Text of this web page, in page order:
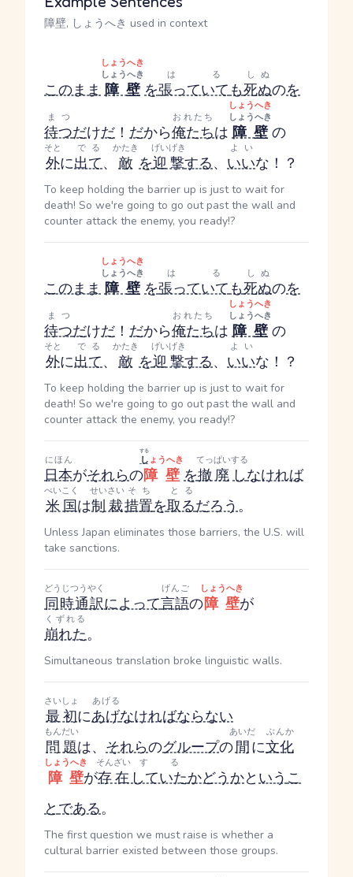
障壁, しょうへき used in context
このまま障壁
しょうへき
しょうへき
を張っていて
はる
も死ぬ
しぬ
のを
待つ
まつ
だけだ ！ だから俺たち
おれたち
は 障壁
しょうへき
しょうへき
の
外
そと
に出て
でる
、 敵
かたき
を迎撃
げいげき
する、 いい
よい
な！？
To keep holding the barrier up is just to wait for
death! So we're going to go out past the wall and
counter attack the enemy, you ready!?
このまま障壁
しょうへき
しょうへき
を張っていて
はる
も死ぬ
しぬ
のを
待つ
まつ
だけだ ！ だから俺たち
おれたち
は 障壁
しょうへき
しょうへき
の
外
そと
に出て
でる
、 敵
かたき
を迎撃
げいげき
する、 いい
よい
な！？
To keep holding the barrier up is just to wait for
death! So we're going to go out past the wall and
counter attack the enemy, you ready!?
日本
にほん
がそれらの障壁
し
する
ょうへき
を撤廃
てっぱい
し
する
なければ
米国
べいこく
は制裁
せいさい
措置
そち
を取る
とる
だろう。
Unless Japan eliminates those barriers, the U.S. will
take sanctions.
同時通訳
どうじつうやく
によって言語
げんご
の障壁
しょうへき
が
崩れた
くずれる
。
Simultaneous translation broke linguistic walls.
最初
さいしょ
にあげ
あげる
なければならない
問題
もんだい
は、 それらのグループの間
あいだ
に文化
ぶんか
障壁
しょうへき
が存在
そんざい
していた
する
かどうかというこ
とである。
The first question we must raise is whether a
cultural barrier existed between those groups.